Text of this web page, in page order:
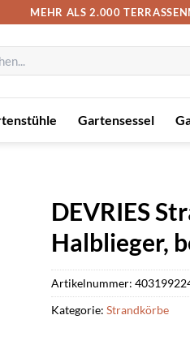
MEHR ALS 2.000
Gartensessel
DEVRIES
Halblieger,
Artikelnummer:
Kategorie: Strandkörbe